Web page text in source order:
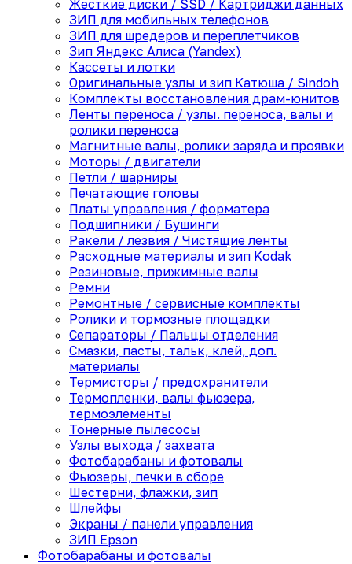
Жесткие диски / SSD / Картриджи данных
ЗИП для мобильных телефонов
ЗИП для шредеров и переплетчиков
Зип Яндекс Алиса (Yandex)
Кассеты и лотки
Оригинальные узлы и зип Катюша / Sindoh
Комплекты восстановления драм-юнитов
Ленты переноса / узлы. переноса, валы и
ролики переноса
Магнитные валы, ролики заряда и проявки
Моторы / двигатели
Петли / шарниры
Печатающие головы
Платы управления / форматера
Подшипники / Бушинги
Ракели / лезвия / Чистящие ленты
Расходные материалы и зип Kodak
Резиновые, прижимные валы
Ремни
Ремонтные / сервисные комплекты
Ролики и тормозные площадки
Сепараторы / Пальцы отделения
Смазки, пасты, тальк, клей, доп.
материалы
Термисторы / предохранители
Термопленки, валы фьюзера,
термоэлементы
Тонерные пылесосы
Узлы выхода / захвата
Фотобарабаны и фотовалы
Фьюзеры, печки в сборе
Шестерни, флажки, зип
Шлейфы
Экраны / панели управления
ЗИП Epson
Фотобарабаны и фотовалы